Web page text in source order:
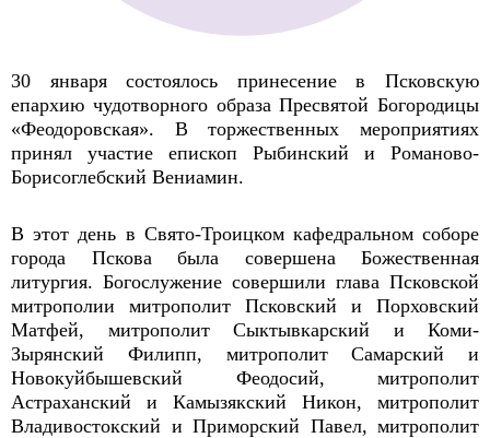
30 января состоялось принесение в Псковскую
епархию чудотворного образа Пресвятой Богородицы
«Феодоровская». В торжественных мероприятиях
принял участие епископ Рыбинский и Романово-
Борисоглебский Вениамин.
В этот день в Свято-Троицком кафедральном соборе
города Пскова была совершена Божественная
литургия. Богослужение совершили глава Псковской
митрополии митрополит Псковский и Порховский
Матфей, митрополит Сыктывкарский и Коми-
Зырянский Филипп, митрополит Самарский и
Новокуйбышевский Феодосий, митрополит
Астраханский и Камызякский Никон, митрополит
Владивостокский и Приморский Павел, митрополит